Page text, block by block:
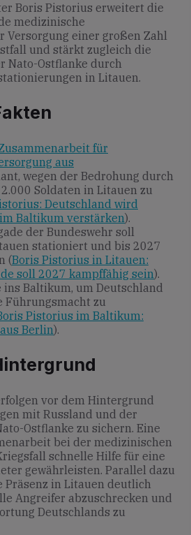
Boris Pistorius erweitert die
medizinische
Versorgung einer großen Zahl
und stärkt zugleich die
Nato-Ostflanke durch
in Litauen.
für
aus
wegen der Bedrohung durch
Soldaten in Litauen zu
Deutschland wird
Baltikum verstärken).
der Bundeswehr soll
stationiert und bis 2027
(Boris Pistorius in Litauen:
soll 2027 kampffähig sein).
Baltikum, um Deutschland
Führungsmacht zu
Pistorius im Baltikum:
Berlin).
vor dem Hintergrund
mit Russland und der
Ostflanke zu sichern. Eine
bei der medizinischen
schnelle Hilfe für eine
gewährleisten. Parallel dazu
in Litauen deutlich
Angreifer abzuschrecken und
Deutschlands zu